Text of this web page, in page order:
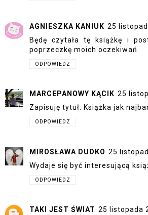
AGNIESZKA KANIUK 25
Będę czytała tę książkę i
poprzeczkę moich oczekiwań.
ODPOWIEDZ
MARCEPANOWY KĄCIK 25
Zapisuję tytuł. Książka jak
ODPOWIEDZ
MIROSŁAWA DUDKO 25
Wydaje się być interesującą
ODPOWIEDZ
TAKI JEST ŚWIAT 25 listopada